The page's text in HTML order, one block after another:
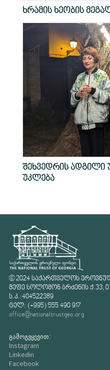
ხრამის ხეობის
შეხვედრის ადგილი
უკლება
© 2024 საქართველოს
მეფე სოლომონ ბრძენის ქ.33,
ს.კ.:404522389
ტელ: (+995) 555 490 917
office@nationaltrustgeo.org
გამოგვყევით:
Instagram
Linkedin
Facebook